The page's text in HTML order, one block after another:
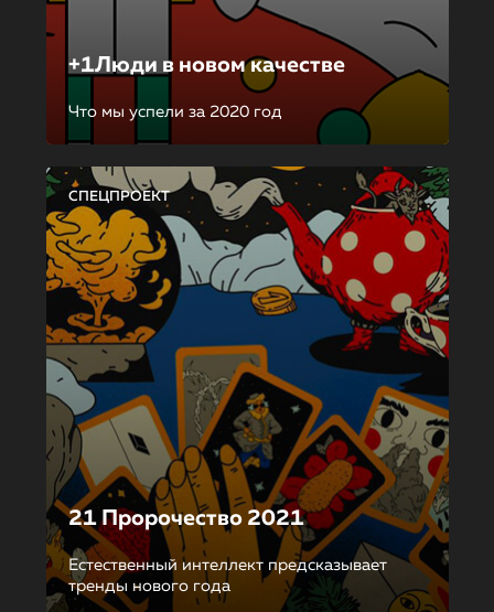
+1Люди в новом качестве
Что мы успели за 2020 год
СПЕЦПРОЕКТ
21 Пророчество 2021
Естественный интеллект предсказывает
тренды нового года